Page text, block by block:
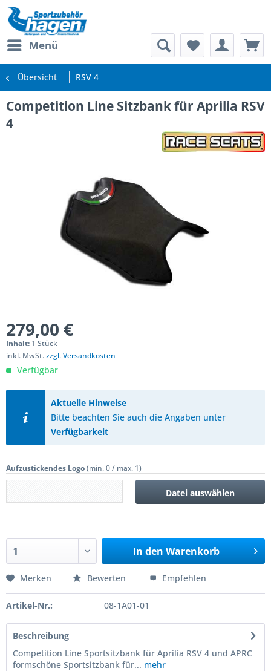
Menü
Übersicht RSV 4
Competition Line Sitzbank für Aprilia RSV
4
279,00 €
Inhalt: 1 Stück
inkl. MwSt.zzgl. Versandkosten
Verfügbar
Aktuelle Hinweise
Bitte beachten Sie auch die Angaben unter
Verfügbarkeit
Aufzustickendes Logo(min. 0 / max. 1)
Datei auswählen
In den Warenkorb
Merken Bewerten Empfehlen
Artikel-Nr.: 08-1A01-01
Beschreibung
Competition Line Sportsitzbank für Aprilia RSV 4 und APRC
formschöne Sportsitzbank für... mehr